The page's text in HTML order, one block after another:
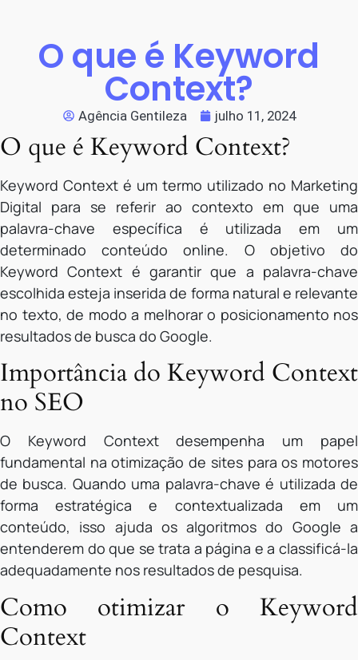
O que é Keyword
Context?
Agência Gentileza julho 11, 2024
O que é Keyword Context?
Keyword Context é um termo utilizado no Marketing
Digital para se referir ao contexto em que uma
palavra-chave específica é utilizada em um
determinado conteúdo online. O objetivo do
Keyword Context é garantir que a palavra-chave
escolhida esteja inserida de forma natural e relevante
no texto, de modo a melhorar o posicionamento nos
resultados de busca do Google.
Importância do Keyword Context
no SEO
O Keyword Context desempenha um papel
fundamental na otimização de sites para os motores
de busca. Quando uma palavra-chave é utilizada de
forma estratégica e contextualizada em um
conteúdo, isso ajuda os algoritmos do Google a
entenderem do que se trata a página e a classificá-la
adequadamente nos resultados de pesquisa.
Como otimizar o Keyword
Context